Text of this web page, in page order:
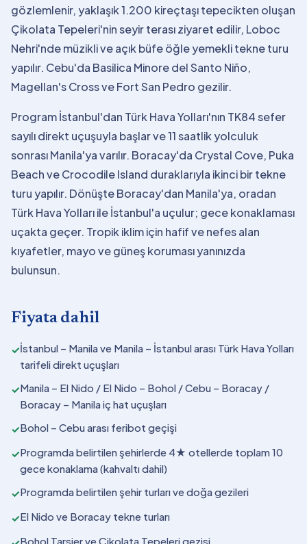
gözlemlenir, yaklaşık 1.200 kireçtaşı tepecikten oluşan
Çikolata Tepeleri'nin seyir terası ziyaret edilir, Loboc
Nehri'nde müzikli ve açık büfe öğle yemekli tekne turu
yapılır. Cebu'da Basilica Minore del Santo Niño,
Magellan's Cross ve Fort San Pedro gezilir.
Program İstanbul'dan Türk Hava Yolları'nın TK84 sefer
sayılı direkt uçuşuyla başlar ve 11 saatlik yolculuk
sonrası Manila'ya varılır. Boracay'da Crystal Cove, Puka
Beach ve Crocodile Island duraklarıyla ikinci bir tekne
turu yapılır. Dönüşte Boracay'dan Manila'ya, oradan
Türk Hava Yolları ile İstanbul'a uçulur; gece konaklaması
uçakta geçer. Tropik iklim için hafif ve nefes alan
kıyafetler, mayo ve güneş koruması yanınızda
bulunsun.
Fiyata dahil
✓İstanbul – Manila ve Manila – İstanbul arası Türk Hava Yolları
tarifeli direkt uçuşları
✓Manila – El Nido / El Nido – Bohol / Cebu – Boracay /
Boracay – Manila iç hat uçuşları
✓Bohol – Cebu arası feribot geçişi
✓Programda belirtilen şehirlerde 4★ otellerde toplam 10
gece konaklama (kahvaltı dahil)
✓Programda belirtilen şehir turları ve doğa gezileri
✓El Nido ve Boracay tekne turları
Bohol Tarsier ve Çikolata Tepeleri gezisi